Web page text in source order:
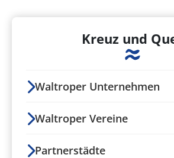
Kreuz und
Waltroper Unternehmen
Waltroper Vereine
Partnerstädte